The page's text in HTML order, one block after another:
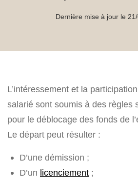
Dernière mise à jour le
L’intéressement et la
salarié sont soumis à des règles
pour le déblocage des fonds de
Le départ peut résulter :
D’une démission ;
D’un licenciement ;